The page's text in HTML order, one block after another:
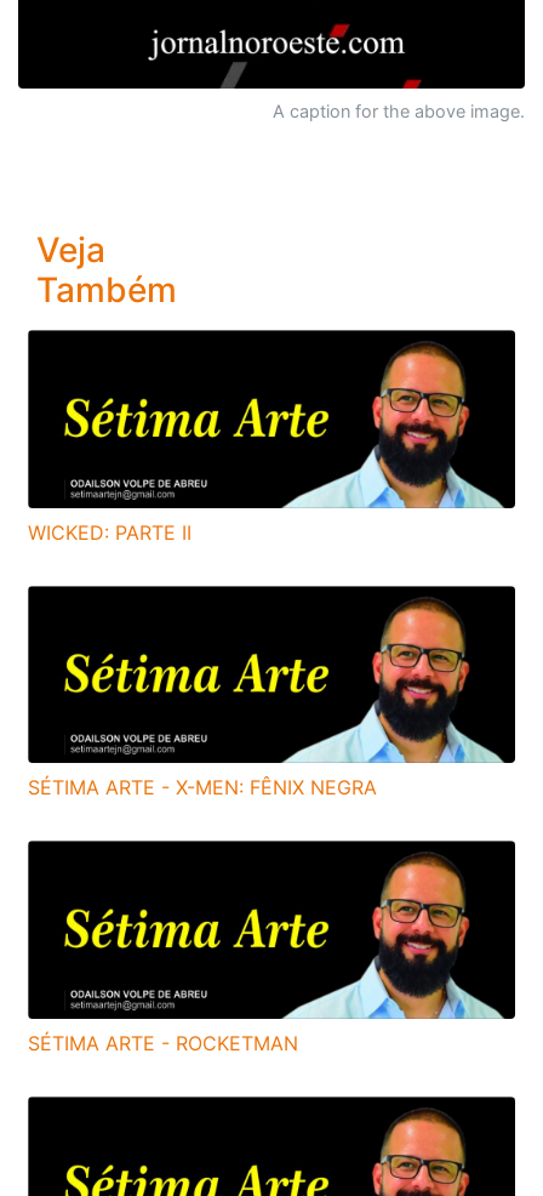
A caption for the above image.
Veja
Também
WICKED: PARTE II
SÉTIMA ARTE - X-MEN: FÊNIX NEGRA
SÉTIMA ARTE - ROCKETMAN